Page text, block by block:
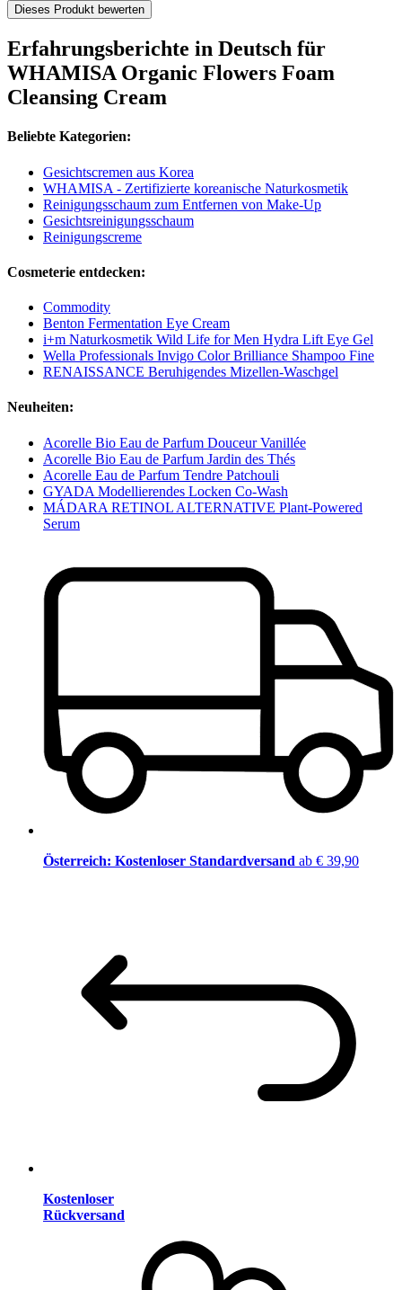
Dieses Produkt bewerten
Erfahrungsberichte in Deutsch für
WHAMISA Organic Flowers Foam
Cleansing Cream
Beliebte Kategorien:
Gesichtscremen aus Korea
WHAMISA - Zertifizierte koreanische Naturkosmetik
Reinigungsschaum zum Entfernen von Make-Up
Gesichtsreinigungsschaum
Reinigungscreme
Cosmeterie entdecken:
Commodity
Benton Fermentation Eye Cream
i+m Naturkosmetik Wild Life for Men Hydra Lift Eye Gel
Wella Professionals Invigo Color Brilliance Shampoo Fine
RENAISSANCE Beruhigendes Mizellen-Waschgel
Neuheiten:
Acorelle Bio Eau de Parfum Douceur Vanillée
Acorelle Bio Eau de Parfum Jardin des Thés
Acorelle Eau de Parfum Tendre Patchouli
GYADA Modellierendes Locken Co-Wash
MÁDARA RETINOL ALTERNATIVE Plant-Powered
Serum
Österreich: Kostenloser Standardversand ab € 39,90
Kostenloser
Rückversand